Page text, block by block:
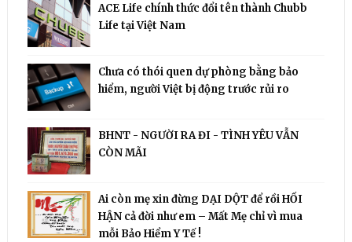
ACE Life chính thức đổi tên thành Chubb
Life tại Việt Nam
Chưa có thói quen dự phòng bằng bảo
hiểm, người Việt bị động trước rủi ro
BHNT - NGƯỜI RA ĐI - TÌNH YÊU VẪN
CÒN MÃI
Ai còn mẹ xin đừng DẠI DỘT để rồi HỐI
HẬN cả đời như em – Mất Mẹ chỉ vì mua
mỗi Bảo Hiểm Y Tế !